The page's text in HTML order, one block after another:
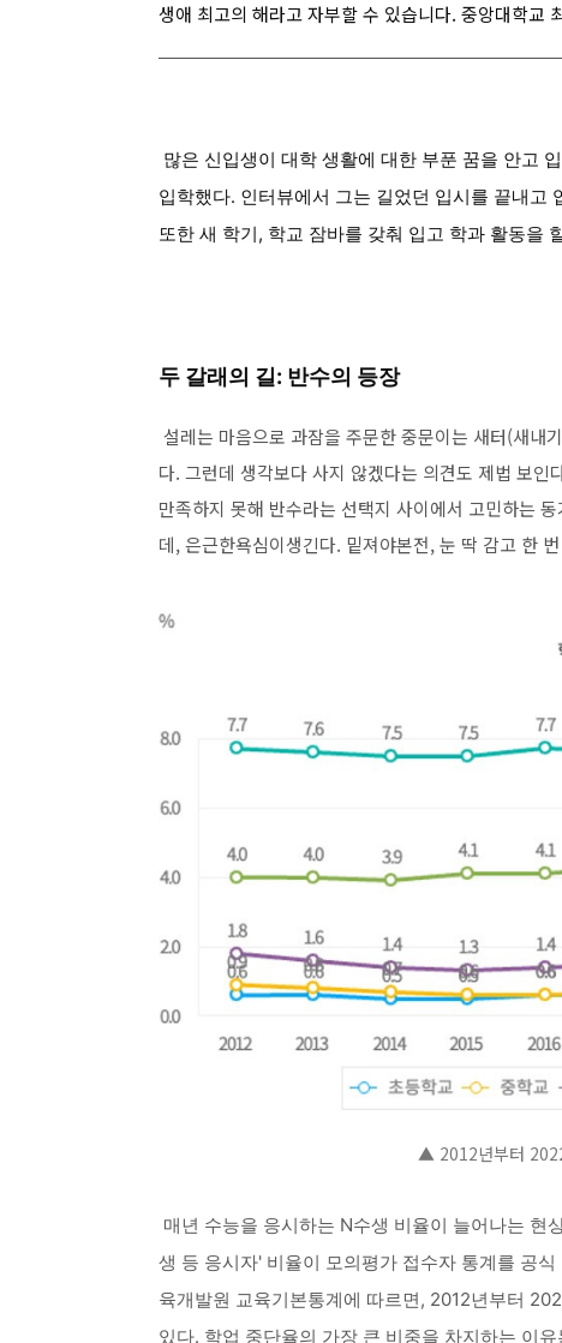
생애 최고의 해라고 자부할 수 있습니다. 중앙대학교
많은 신입생이 대학 생활에 대한 부푼 꿈을 안고
입학했다. 인터뷰에서 그는 길었던 입시를 끝내고
또한 새 학기, 학교 잠바를 갖춰 입고 학과 활동을
두 갈래의 길: 반수의 등장
설레는 마음으로 과잠을 주문한 중문이는 새터(새내
다. 그런데 생각보다 사지 않겠다는 의견도 제법 보인
만족하지 못해 반수라는 선택지 사이에서 고민하는
데, 은근한욕심이생긴다. 밑져야본전, 눈 딱 감고 한
▲ 2012년부터
매년 수능을 응시하는 N수생 비율이 늘어나는 현
생 등 응시자' 비율이 모의평가 접수자 통계를 공
육개발원 교육기본통계에 따르면, 2012년부터
있다. 학업 중단율의 가장 큰 비중을 차지하는 이